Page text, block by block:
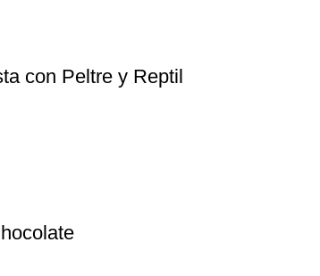
con Peltre y Reptil